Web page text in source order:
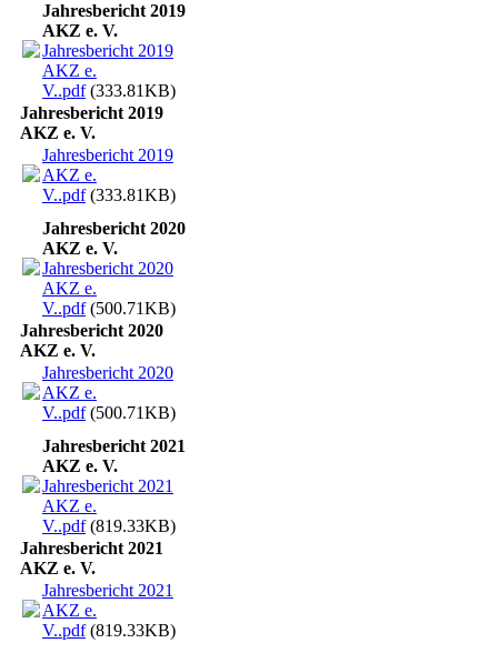
Jahresbericht 2019
AKZ e. V.
Jahresbericht 2019
AKZ e.
V..pdf(333.81KB)
Jahresbericht 2019
AKZ e. V.
Jahresbericht 2019
AKZ e.
V..pdf(333.81KB)
Jahresbericht 2020
AKZ e. V.
Jahresbericht 2020
AKZ e.
V..pdf(500.71KB)
Jahresbericht 2020
AKZ e. V.
Jahresbericht 2020
AKZ e.
V..pdf(500.71KB)
Jahresbericht 2021
AKZ e. V.
Jahresbericht 2021
AKZ e.
V..pdf(819.33KB)
Jahresbericht 2021
AKZ e. V.
Jahresbericht 2021
AKZ e.
V..pdf(819.33KB)